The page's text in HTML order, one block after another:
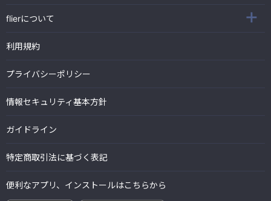
flierについて
利用規約
プライバシーポリシー
情報セキュリティ基本方針
ガイドライン
特定商取引法に基づく表記
便利なアプリ、インストールはこちらから